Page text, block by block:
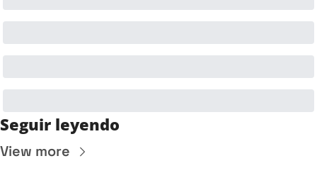
Seguir leyendo
View more